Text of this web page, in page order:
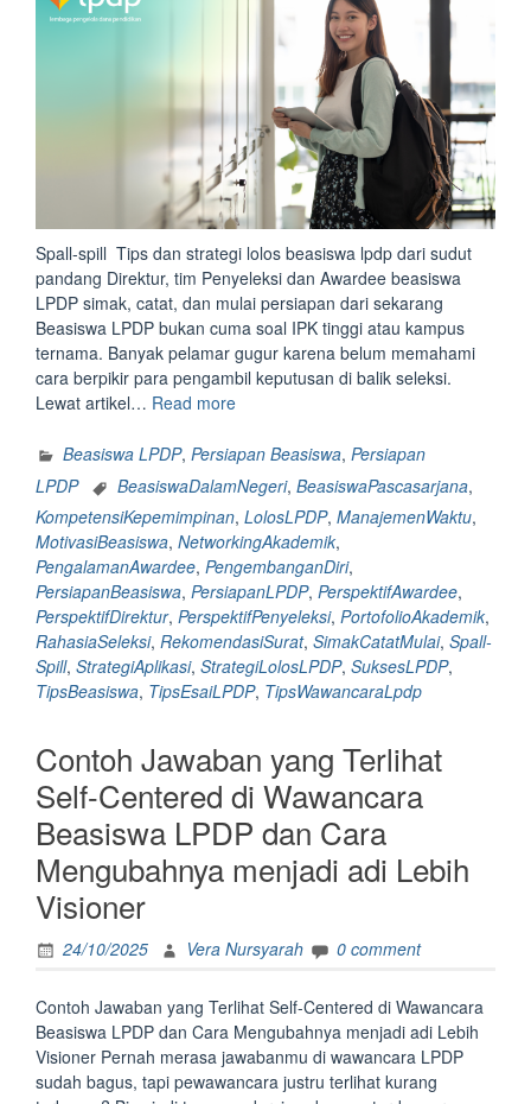
Spall-spill Tips dan strategi lolos beasiswa lpdp dari sudut
pandang Direktur, tim Penyeleksi dan Awardee beasiswa
LPDP simak, catat, dan mulai persiapan dari sekarang
Beasiswa LPDP bukan cuma soal IPK tinggi atau kampus
ternama. Banyak pelamar gugur karena belum memahami
cara berpikir para pengambil keputusan di balik seleksi.
Lewat artikel… Read more“Spall-
Tips
dan
strategi
lolos
beasiswa
lpdp
dari
sudut
pandang
Direktur,
tim
dan
Awardee
beasiswa
LPDP
simak,
catat,
persiapan
sekarang”
Beasiswa LPDP, Persiapan Beasiswa, Persiapan
LPDP
BeasiswaDalamNegeri, BeasiswaPascasarjana,
KompetensiKepemimpinan, LolosLPDP, ManajemenWaktu,
MotivasiBeasiswa, NetworkingAkademik,
PengalamanAwardee, PengembanganDiri,
PersiapanBeasiswa, PersiapanLPDP, PerspektifAwardee,
PerspektifDirektur, PerspektifPenyeleksi, PortofolioAkademik,
RahasiaSeleksi, RekomendasiSurat, SimakCatatMulai, Spall-
Spill, StrategiAplikasi, StrategiLolosLPDP, SuksesLPDP,
TipsBeasiswa, TipsEsaiLPDP, TipsWawancaraLpdp
Contoh Jawaban yang Terlihat
Self-Centered di Wawancara
Beasiswa LPDP dan Cara
Mengubahnya menjadi adi Lebih
Visioner
24/10/2025 Vera Nursyarah 0 comment
Contoh Jawaban yang Terlihat Self-Centered di Wawancara
Beasiswa LPDP dan Cara Mengubahnya menjadi adi Lebih
Visioner Pernah merasa jawabanmu di wawancara LPDP
sudah bagus, tapi pewawancara justru terlihat kurang